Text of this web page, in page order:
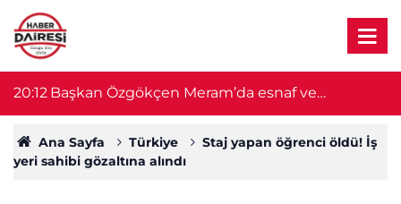
20:12 Başkan Özgökçen Meram’da esnaf ve
vatandaşları dinledi
Ana Sayfa Türkiye
Staj yapan öğrenci öldü! İş
yeri sahibi gözaltına alındı